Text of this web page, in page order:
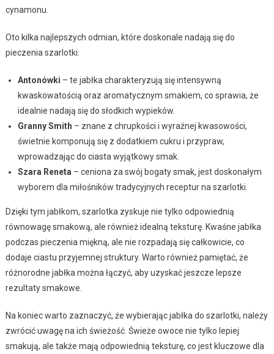
cynamonu.
Oto kilka najlepszych odmian, które doskonale nadają się do
pieczenia szarlotki:
Antonówki – te jabłka charakteryzują się intensywną
kwaskowatością oraz aromatycznym smakiem, co sprawia, że
idealnie nadają się do słodkich wypieków.
Granny Smith – znane z chrupkości i wyraźnej kwasowości,
świetnie komponują się z dodatkiem cukru i przypraw,
wprowadzając do ciasta wyjątkowy smak.
Szara Reneta – ceniona za swój bogaty smak, jest doskonałym
wyborem dla miłośników tradycyjnych receptur na szarlotki.
Dzięki tym jabłkom, szarlotka zyskuje nie tylko odpowiednią
równowagę smakową, ale również idealną teksturę. Kwaśne jabłka
podczas pieczenia miękną, ale nie rozpadają się całkowicie, co
dodaje ciastu przyjemnej struktury. Warto również pamiętać, że
różnorodne jabłka można łączyć, aby uzyskać jeszcze lepsze
rezultaty smakowe.
Na koniec warto zaznaczyć, że wybierając jabłka do szarlotki, należy
zwrócić uwagę na ich świeżość. Świeże owoce nie tylko lepiej
smakują, ale także mają odpowiednią teksturę, co jest kluczowe dla